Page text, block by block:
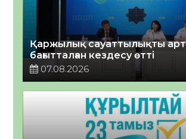
Қаржылық сауаттылықты
бағытталған кездесу өтті
07.08.2026